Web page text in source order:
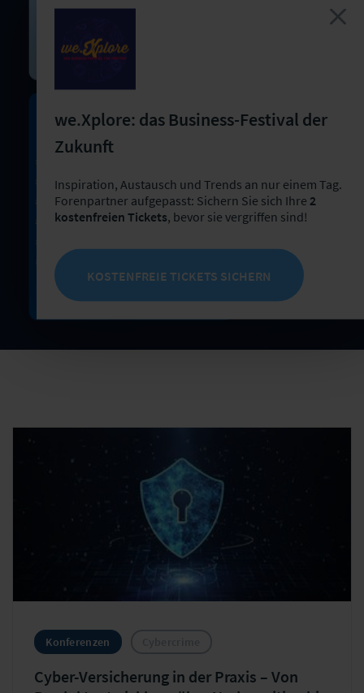
Konferenzen
Cyber-Versicherung in der Praxis – Von
we.Xplore: das Business-Festival der
Zukunft
Inspiration, Austausch und Trends an nur einem Tag.
Forenpartner aufgepasst: Sichern Sie sich Ihre 2
kostenfreien Tickets, bevor sie vergriffen sind!
KOSTENFREIE TICKETS SICHERN